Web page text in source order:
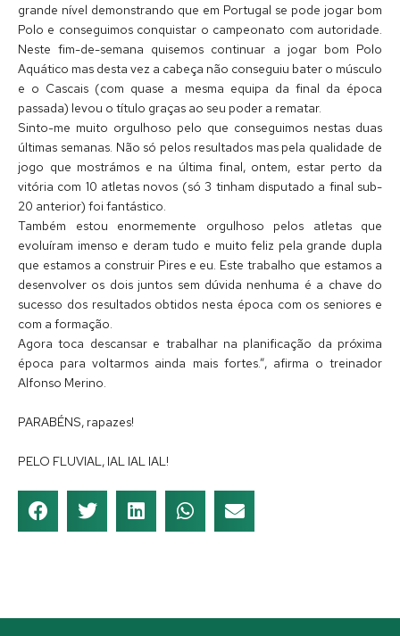
grande nível demonstrando que em Portugal se pode jogar bom
Polo e conseguimos conquistar o campeonato com autoridade.
Neste fim-de-semana quisemos continuar a jogar bom Polo
Aquático mas desta vez a cabeça não conseguiu bater o músculo
e o Cascais (com quase a mesma equipa da final da época
passada) levou o título graças ao seu poder a rematar.
Sinto-me muito orgulhoso pelo que conseguimos nestas duas
últimas semanas. Não só pelos resultados mas pela qualidade de
jogo que mostrámos e na última final, ontem, estar perto da
vitória com 10 atletas novos (só 3 tinham disputado a final sub-
20 anterior) foi fantástico.
Também estou enormemente orgulhoso pelos atletas que
evoluíram imenso e deram tudo e muito feliz pela grande dupla
que estamos a construir Pires e eu. Este trabalho que estamos a
desenvolver os dois juntos sem dúvida nenhuma é a chave do
sucesso dos resultados obtidos nesta época com os seniores e
com a formação.
Agora toca descansar e trabalhar na planificação da próxima
época para voltarmos ainda mais fortes.”, afirma o treinador
Alfonso Merino.
PARABÉNS, rapazes!
PELO FLUVIAL, IAL IAL IAL!